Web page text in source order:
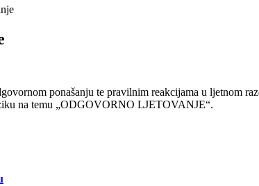
ponašanju te pravilnim reakcijama u ljetnom
na temu „ODGOVORNO LJETOVANJE“.